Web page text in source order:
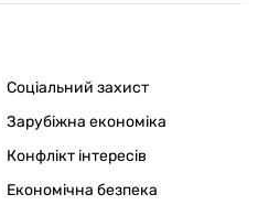
Соціальний захист
Зарубіжна економіка
Конфлікт інтересів
Економічна безпека